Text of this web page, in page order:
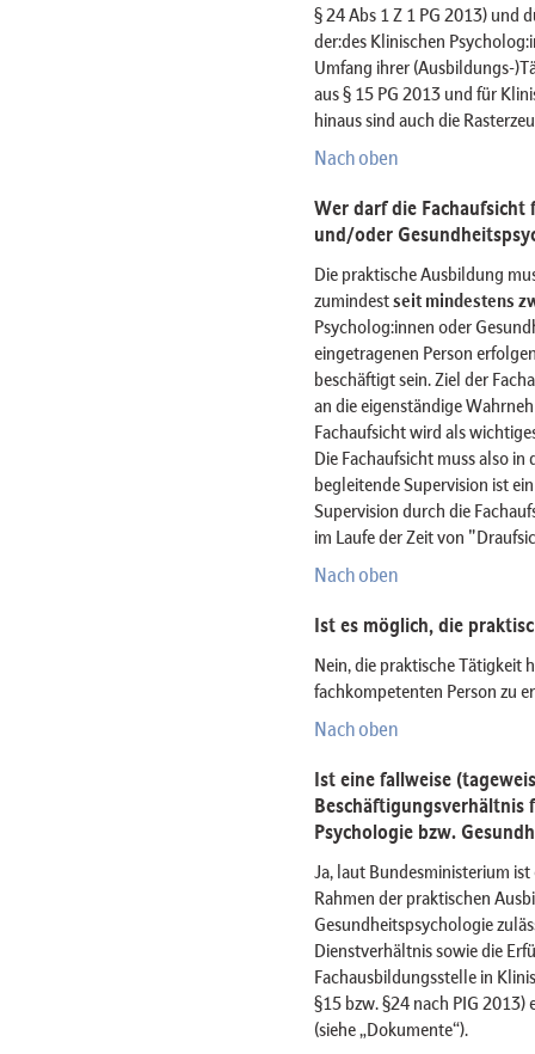
§ 24 Abs 1 Z 1 PG 2013) und
der:des Klinischen
Umfang ihrer (Ausbildungs-
aus § 15 PG 2013 und für
hinaus sind auch die
Nach oben
Wer darf die Fachaufsicht
und/oder
Die praktische Ausbildung
zumindestseit mindestens
Psycholog:innen oder
eingetragenen Person
beschäftigt sein. Ziel der
an die eigenständige
Fachaufsicht wird als
Die Fachaufsicht muss also
begleitende Supervision ist
Supervision durch die
im Laufe der Zeit von
Nach oben
Ist es möglich, die
Nein, die praktische Tätigkeit
fachkompetenten Person zu
Nach oben
Ist eine fallweise
Beschäftigungsverhältnis
Psychologie bzw.
Ja, laut Bundesministerium
Rahmen der praktischen
Gesundheitspsychologie
Dienstverhältnis sowie die
Fachausbildungsstelle in
§15 bzw. §24 nach PIG
(siehe „Dokumente“).